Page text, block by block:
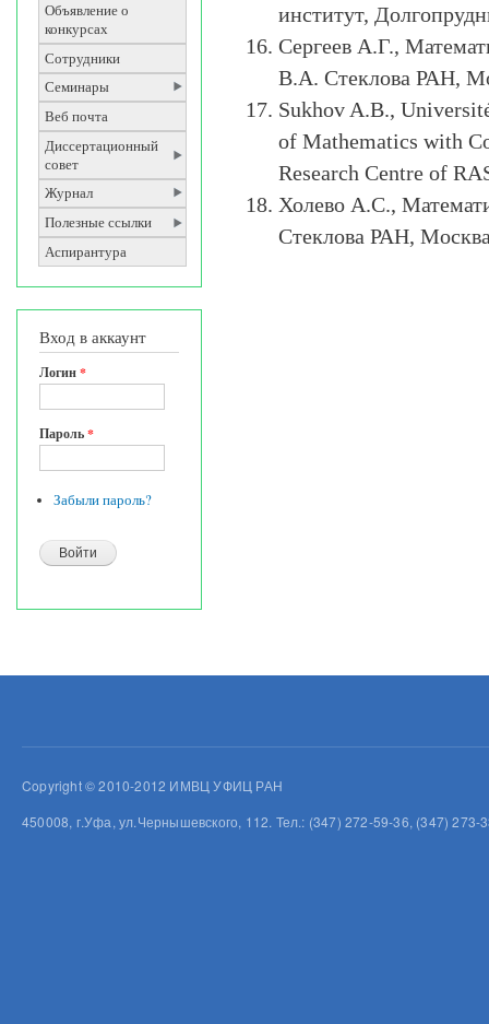
Объявление о
конкурсах
Сотрудники
Семинары
Веб почта
Диссертационный
совет
Журнал
Полезные ссылки
Аспирантура
Вход в аккаунт
Логин*
Пароль*
Забыли пароль?
институт,
Сергеев А.Г.,
В.А. Стеклова РАН,
Sukhov A.B.,
of Mathematics with
Research Centre of
Холево А.С.,
Стеклова РАН,
Copyright © 2010-2012 ИМВЦ УФИЦ РАН
450008, г.Уфа, ул.Чернышевского, 112. Тел.: (347) 272-59-36, (347)